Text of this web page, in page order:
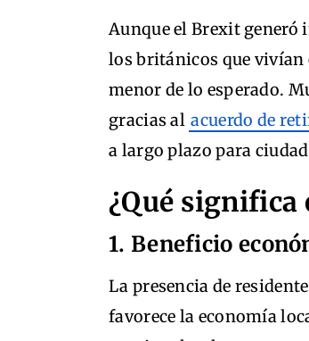
Aunque el Brexit generó
los británicos que vivían
menor de lo esperado.
gracias al acuerdo de
a largo plazo para
¿Qué significa
1. Beneficio
La presencia de
favorece la economía